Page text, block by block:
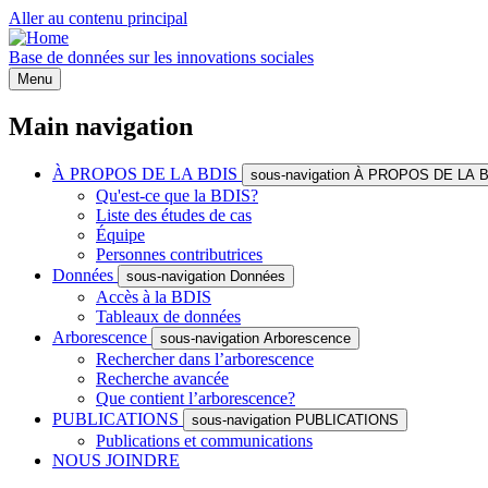
Aller au contenu principal
Base de données sur les innovations sociales
Menu
Main navigation
À PROPOS DE LA BDIS sous-navigation À PROPOS DE LA
Qu'est-ce que la BDIS?
Liste des études de cas
Équipe
Personnes contributrices
Données
sous-navigation Données
Accès à la BDIS
Tableaux de données
Arborescence
sous-navigation Arborescence
Rechercher dans l’arborescence
Recherche avancée
Que contient l’arborescence?
PUBLICATIONS
sous-navigation PUBLICATIONS
Publications et communications
NOUS JOINDRE